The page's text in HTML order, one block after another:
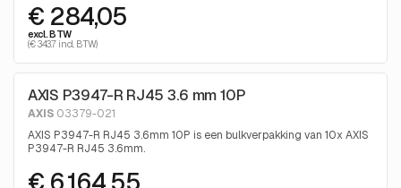
€ 284,05
excl. BTW
(€ 343.7 incl. BTW)
AXIS P3947-R RJ45 3.6 mm 10P
AXIS 03379-021
AXIS P3947-R RJ45 3.6mm 10P is een bulkverpakking van 10x AXIS
P3947-R RJ45 3.6mm.